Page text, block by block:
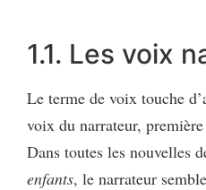
1.1. Les voix
Le terme de voix touche
voix du narrateur,
Dans toutes les nouvelles
enfants, le narrateur